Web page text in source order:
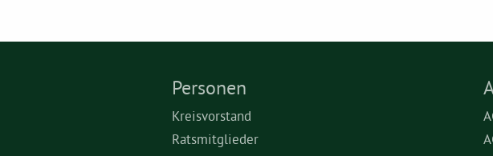
Personen
Kreisvorstand
Ratsmitglieder